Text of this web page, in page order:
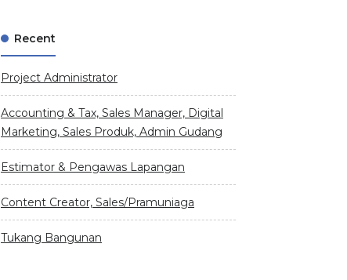
Recent
Project Administrator
Accounting & Tax, Sales Manager, Digital
Marketing, Sales Produk, Admin Gudang
Estimator & Pengawas Lapangan
Content Creator, Sales/Pramuniaga
Tukang Bangunan